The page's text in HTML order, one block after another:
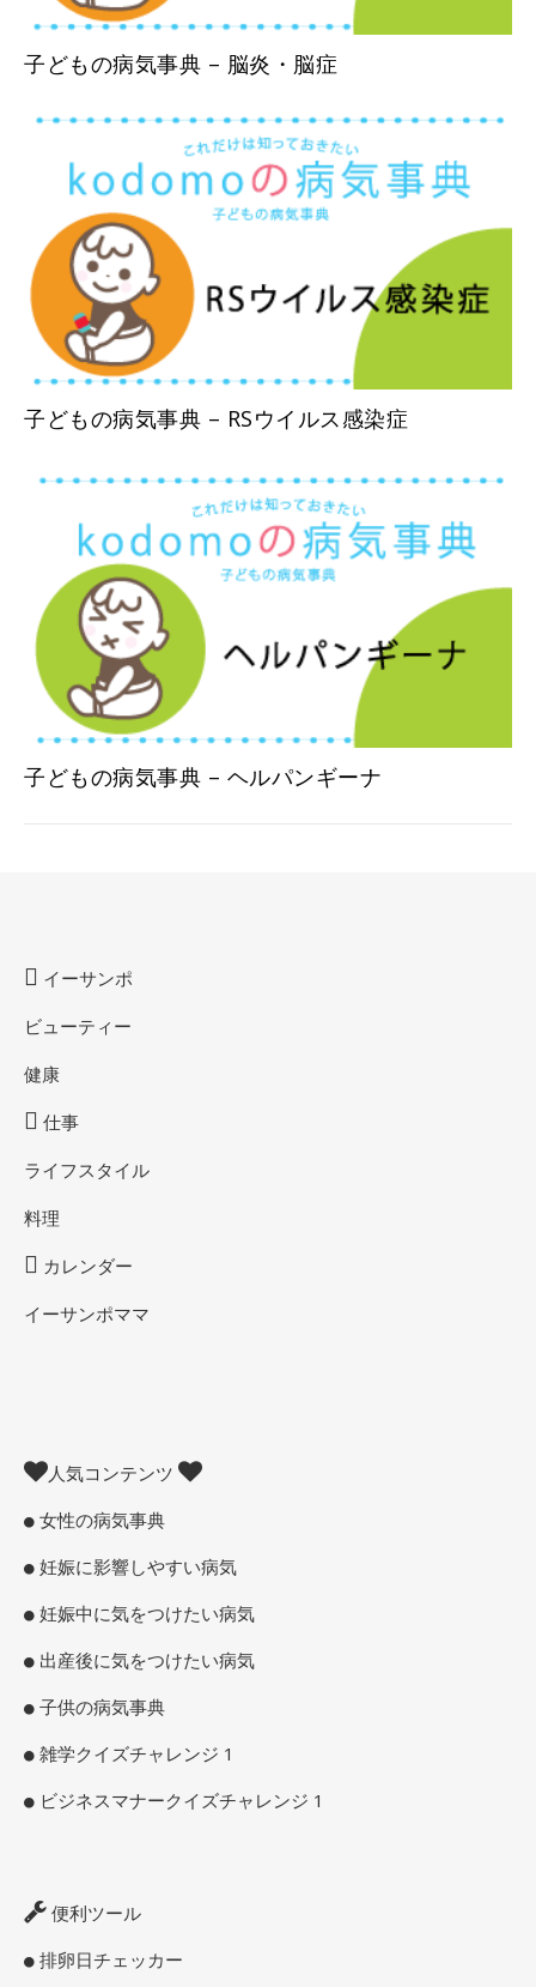
子どもの病気事典 – 脳炎・脳症
子どもの病気事典 – RSウイルス感染症
子どもの病気事典 – ヘルパンギーナ
イーサンポ
ビューティー
健康
仕事
ライフスタイル
料理
カレンダー
イーサンポママ
人気コンテンツ
女性の病気事典
妊娠に影響しやすい病気
妊娠中に気をつけたい病気
出産後に気をつけたい病気
子供の病気事典
雑学クイズチャレンジ 1
ビジネスマナークイズチャレンジ 1
便利ツール
排卵日チェッカー